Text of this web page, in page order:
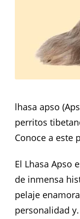
lhasa apso
perritos
Conoce a este
El Lhasa Apso
de inmensa
pelaje
personalidad